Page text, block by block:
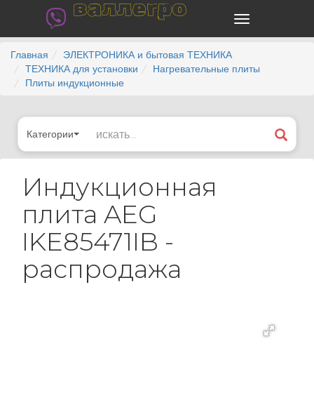
валлегро
Главная
ЭЛЕКТРОНИКА и бытовая ТЕХНИКА
ТЕХНИКА для установки
Нагревательные плиты
Плиты индукционные
Категории
Индукционная
плита AEG
IKE85471IB -
распродажа